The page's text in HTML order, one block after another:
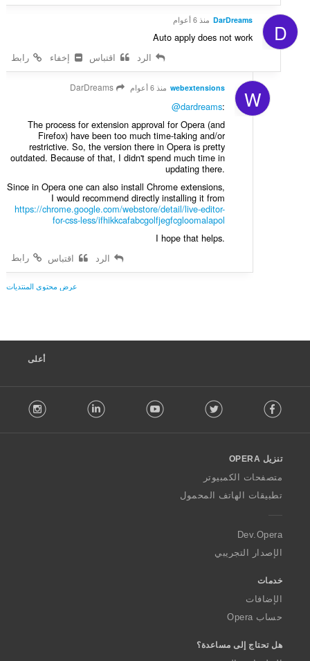
ا
ت
:
D
DarDreams منذ 6 أعوام
Auto apply does not work
إخفاء
رابط الرد اقتباس
W
webextensions منذ 6 أعوام DarDreams
@dardreams:
The process for extension approval for Opera (and
Firefox) have been too much time-taking and/or
restrictive. So, the version there in Opera is pretty
outdated. Because of that, I didn't spend much time in
updating there.
Since in Opera one can also install Chrome extensions,
I would recommend directly installing it from
https://chrome.google.com/webstore/detail/live-editor-
for-css-less/ifhikkcafabcgolfjegfcgloomalapol
I hope that helps.
رابط
الرد اقتباس
عرض محتوى المنتديات
أعلى
o
w
O
a
Facebook
Twitter
Youtube
LinkedIn
تنزيل OPERA
متصفحات الكمبيوتر
تطبيقات الهاتف المحمول
Dev.Opera
الإصدار التجريبي
خدمات
الإضافات
حساب Opera
هل تحتاج إلى مساعدة؟